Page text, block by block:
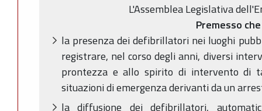
L'Assemblea Legislativa
Premesso che
la presenza dei defibrillatori nei luoghi
registrare, nel corso degli anni, diversi
prontezza e allo spirito di intervento di
situazioni di emergenza derivanti da un
la diffusione dei defibrillatori,